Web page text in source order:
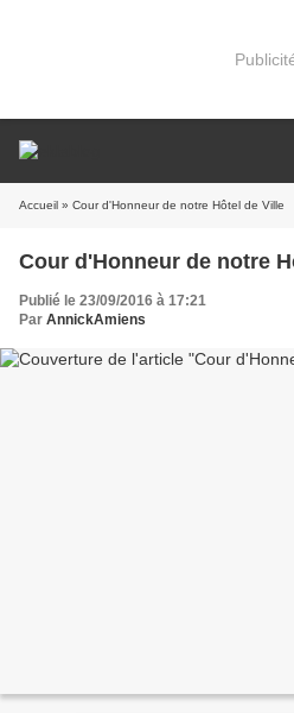
Accueil » Cour d'Honneur de notre Hôtel de Ville
Cour d'Honneur de notre
Publié le 23/09/2016 à 17:21
Par AnnickAmiens